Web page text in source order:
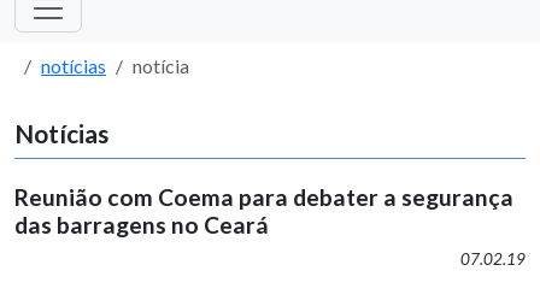
notícias notícia
Notícias
Reunião com Coema para debater a segurança
das barragens no Ceará
07.02.19